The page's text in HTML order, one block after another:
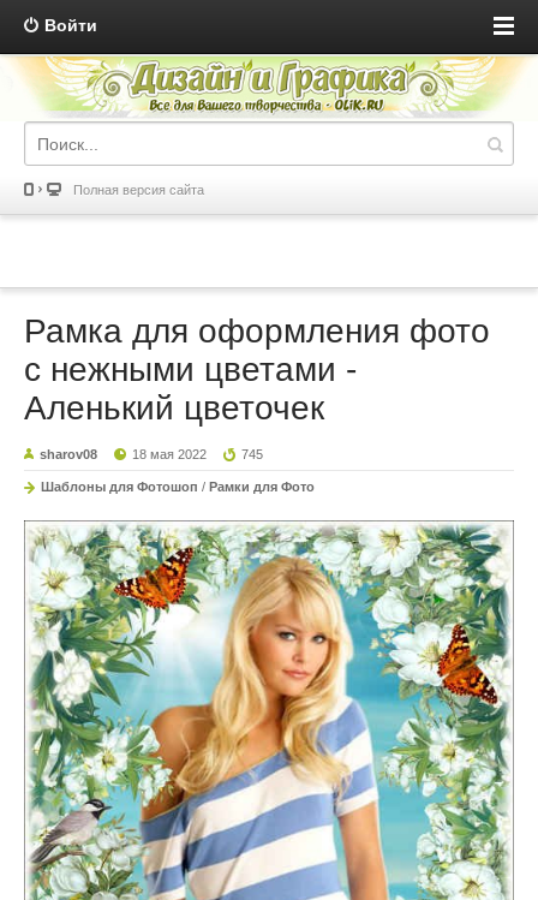
Войти
Полная версия сайта
Рамка для оформления фото
с нежными цветами -
Аленький цветочек
sharov08 18 мая 2022 745
Шаблоны для Фотошоп / Рамки для Фото